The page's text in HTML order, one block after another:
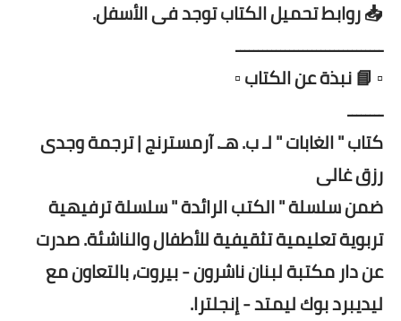
📥 روابط تحميل الكتاب توجد فى الأسفل.
ـــــــــــــــــــــــــــــــــ
▫️ 📘 نبذة عن الكتاب ▫️
ــــــــ
كتاب " الغابات " لـ ب. هـ. آرمسترنج | ترجمة وجدى
رزق غالى
ضمن سلسلة " الكتب الرائدة " سلسلة ترفيهية
تربوية تعليمية تثقيفية للأطفال والناشئة. صدرت
عن دار مكتبة لبنان ناشرون - بيروت, بالتعاون مع
ليديبرد بوك ليمتد - إنجلترا.